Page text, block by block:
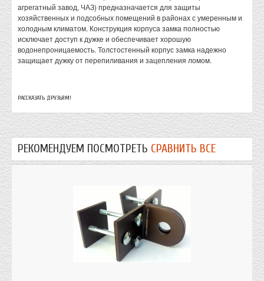
агрегатный завод, ЧАЗ) предназначается для защиты
хозяйственных и подсобных помещений в районах с умеренным и
холодным климатом. Конструкция корпуса замка полностью
исключает доступ к дужке и обеспечивает хорошую
водонепроницаемость. Толстостенный корпус замка надежно
защищает дужку от перепиливания и зацепления ломом.
РАССКАЗАТЬ ДРУЗЬЯМ!
РЕКОМЕНДУЕМ ПОСМОТРЕТЬ СРАВНИТЬ ВСЕ